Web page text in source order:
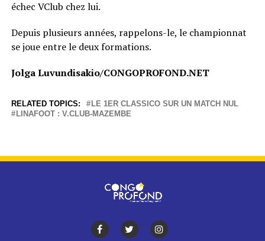
échec VClub chez lui.
Depuis plusieurs années, rappelons-le, le championnat
se joue entre le deux formations.
Jolga Luvundisakio/CONGOPROFOND.NET
RELATED TOPICS:
LE 1ER CLASSICO SUR UN MATCH NUL
LINAFOOT : V.CLUB-MAZEMBE